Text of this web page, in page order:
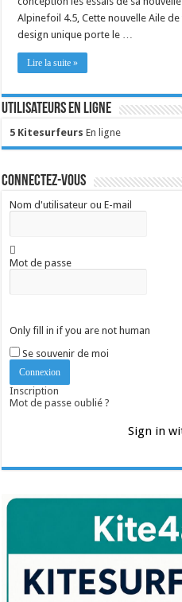
Alpinefoil 4.5, Cette nouvelle Aile
design unique porte le …
Lire la suite »
Utilisateurs en ligne
5 Kitesurfeurs En ligne
Connectez-vous
Nom d'utilisateur ou E-mail
Mot de passe
Only fill in if you are not human
Se souvenir de moi
Inscription
Mot de passe oublié ?
Sign in